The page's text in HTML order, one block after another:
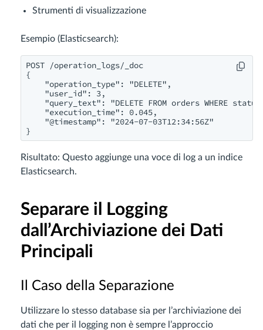
Strumenti di visualizzazione
Esempio (Elasticsearch):
POST /operation_logs/_doc
{
    "operation_type": "DELETE",
    "user_id": 3,
"query_text": "DELETE FROM orders WHERE
    "execution_time": 0.045,
    "@timestamp": "2024-07-03T12:34:56Z"
}
Risultato: Questo aggiunge una voce di log a un indice
Elasticsearch.
Separare il Logging
dall’Archiviazione dei Dati
Principali
Il Caso della Separazione
Utilizzare lo stesso database sia per l’archiviazione dei
dati che per il logging non è sempre l’approccio